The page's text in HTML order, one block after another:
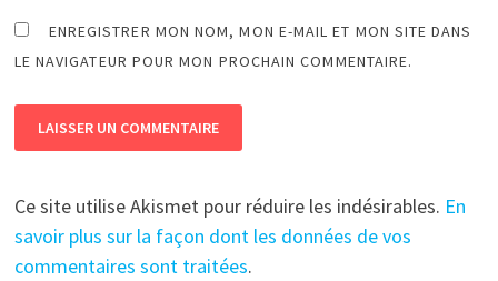
ENREGISTRER MON NOM, MON E-MAIL ET MON SITE DANS
LE NAVIGATEUR POUR MON PROCHAIN COMMENTAIRE.
Ce site utilise Akismet pour réduire les indésirables. En
savoir plus sur la façon dont les données de vos
commentaires sont traitées.